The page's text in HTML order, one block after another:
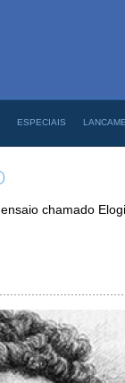
ESPECIAIS
chamado